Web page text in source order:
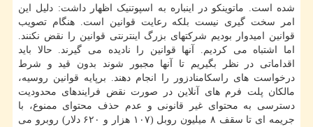
شده است. ماتوینکو در اینباره به اسپوتنیک اظهار داشت: دلیل این
امر سخت گیری نیست بلکه رعایت قوانین است. هنگام تصویب
قوانین امیدوار بودیم شرکتهای بزرگ اینترنتی قوانین را نقض نکنند.
اما اشتباه می کردیم. آنها قوانین را نادیده می گیرند. حالا باید
اقداماتی در نظر بگیریم تا آنها مجبور شوند بدون قید و شرط
درخواست های راسکامنادزور را انجام دهند. برپایه قوانین روسیه،
مالکان پلت فرم های آنلاین در صورت نقض فرایندهای محدودیت
دسترسی به محتوای غیر قانونی و عدم حذف محتوای ممنوع، با
جریمه ای تا سقف ۸ میلیون روبل (۱۰۷ هزار و ۶۲۰ دلار) روبرو می